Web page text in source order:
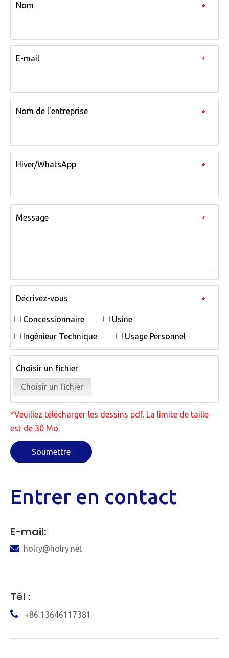
*
Nom
*
E-mail
*
Nom de l'entreprise
*
Hiver/WhatsApp
*
Message
*
Décrivez-vous
Concessionnaire
Usine
Ingénieur Technique
Usage Personnel
Choisir un fichier
Choisir un fichier
*Veuillez télécharger les dessins pdf. La limite de taille
est de 30 Mo.
Soumettre
Entrer en contact
E-mail:
 holry@holry.net
Tél :
 +86 13646117381